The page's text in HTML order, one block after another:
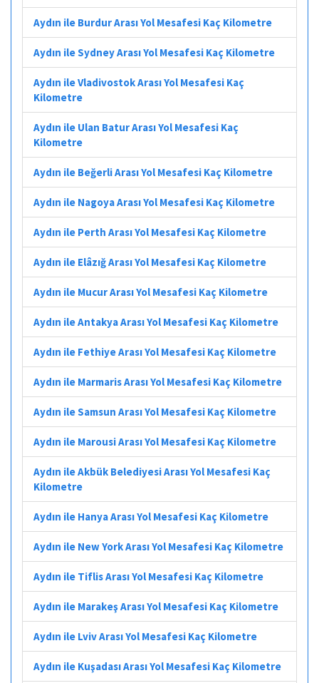
Aydın ile Burdur Arası Yol Mesafesi Kaç Kilometre
Aydın ile Sydney Arası Yol Mesafesi Kaç Kilometre
Aydın ile Vladivostok Arası Yol Mesafesi Kaç
Kilometre
Aydın ile Ulan Batur Arası Yol Mesafesi Kaç
Kilometre
Aydın ile Beğerli Arası Yol Mesafesi Kaç Kilometre
Aydın ile Nagoya Arası Yol Mesafesi Kaç Kilometre
Aydın ile Perth Arası Yol Mesafesi Kaç Kilometre
Aydın ile Elâzığ Arası Yol Mesafesi Kaç Kilometre
Aydın ile Mucur Arası Yol Mesafesi Kaç Kilometre
Aydın ile Antakya Arası Yol Mesafesi Kaç Kilometre
Aydın ile Fethiye Arası Yol Mesafesi Kaç Kilometre
Aydın ile Marmaris Arası Yol Mesafesi Kaç Kilometre
Aydın ile Samsun Arası Yol Mesafesi Kaç Kilometre
Aydın ile Marousi Arası Yol Mesafesi Kaç Kilometre
Aydın ile Akbük Belediyesi Arası Yol Mesafesi Kaç
Kilometre
Aydın ile Hanya Arası Yol Mesafesi Kaç Kilometre
Aydın ile New York Arası Yol Mesafesi Kaç Kilometre
Aydın ile Tiflis Arası Yol Mesafesi Kaç Kilometre
Aydın ile Marakeş Arası Yol Mesafesi Kaç Kilometre
Aydın ile Lviv Arası Yol Mesafesi Kaç Kilometre
Aydın ile Kuşadası Arası Yol Mesafesi Kaç Kilometre